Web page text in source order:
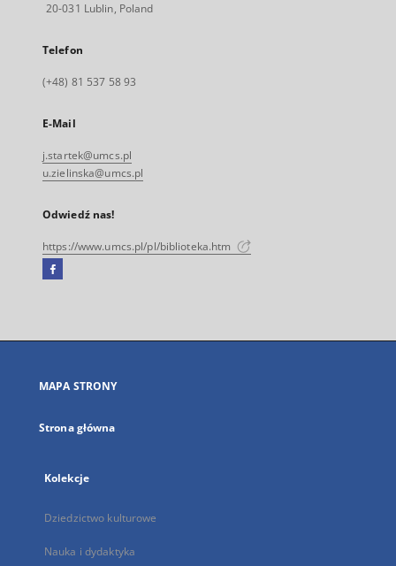
20-031 Lublin, Poland
Telefon
(+48) 81 537 58 93
E-Mail
j.startek@umcs.pl
u.zielinska@umcs.pl
Odwiedź nas!
https://www.umcs.pl/pl/biblioteka.htm
Facebook
się
karcie
MAPA STRONY
Strona główna
Kolekcje
Dziedzictwo kulturowe
Nauka i dydaktyka